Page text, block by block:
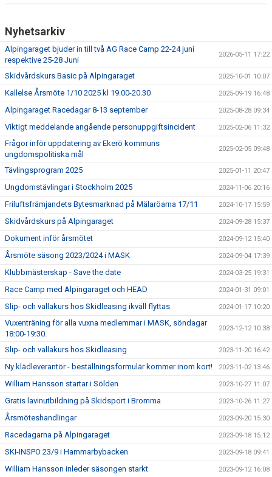
Nyhetsarkiv
Alpingaraget bjuder in till två AG Race Camp 22-24 juni
respektive 25-28 Juni
2026-05-11 17:22
Skidvårdskurs Basic på Alpingaraget 2025-10-01 10:07
Kallelse Årsmöte 1/10 2025 kl 19.00-20.30 2025-09-19 16:48
Alpingaraget Racedagar 8-13 september 2025-08-28 09:34
Viktigt meddelande angående personuppgiftsincident 2025-02-06 11:32
Frågor inför uppdatering av Ekerö kommuns
ungdomspolitiska mål
2025-02-05 09:48
Tävlingsprogram 2025 2025-01-11 20:47
Ungdomstävlingar i Stockholm 2025 2024-11-06 20:16
Friluftsfrämjandets Bytesmarknad på Mälaröarna 17/11 2024-10-17 15:59
Skidvårdskurs på Alpingaraget 2024-09-28 15:37
Dokument inför årsmötet 2024-09-12 15:40
Årsmöte säsong 2023/2024 i MASK 2024-09-04 17:39
Klubbmästerskap - Save the date 2024-03-25 19:31
Race Camp med Alpingaraget och HEAD 2024-01-31 09:01
Slip- och vallakurs hos Skidleasing ikväll flyttas 2024-01-17 10:20
Vuxenträning för alla vuxna medlemmar i MASK, söndagar
18:00-19:30.
2023-12-12 10:38
Slip- och vallakurs hos Skidleasing 2023-11-20 16:42
Ny klädleverantör - beställningsformulär kommer inom kort! 2023-11-02 13:46
William Hansson startar i Sölden 2023-10-27 11:07
Gratis lavinutbildning på Skidsport i Bromma 2023-10-26 11:27
Årsmöteshandlingar 2023-09-20 15:30
Racedagarna på Alpingaraget 2023-09-18 15:12
SKI-INSPO 23/9 i Hammarbybacken 2023-09-18 09:41
William Hansson inleder säsongen starkt 2023-09-12 16:08